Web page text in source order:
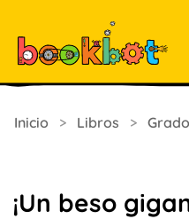
Inicio > Libros >
¡Un beso